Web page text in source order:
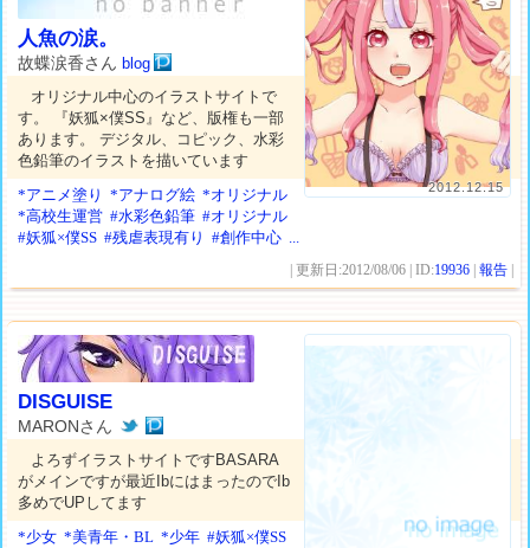
2012.12.15
人魚の涙。
故蝶涙香さんblog
オリジナル中心のイラストサイトで
す。 『妖狐×僕SS』など、版権も一部
あります。 デジタル、コピック、水彩
色鉛筆のイラストを描いています
*アニメ塗り
*アナログ絵 *オリジナル
*高校生運営 #水彩色鉛筆 #オリジナル
#妖狐×僕SS #残虐表現有り #創作中心 ...
| 更新日:2012/08/06 | ID:19936 |報告
DISGUISE
MARONさん
よろずイラストサイトですBASARA
がメインですが最近IbにはまったのでIb
多めでUPしてます
*少女 *美青年・BL *少年 #妖狐×僕SS